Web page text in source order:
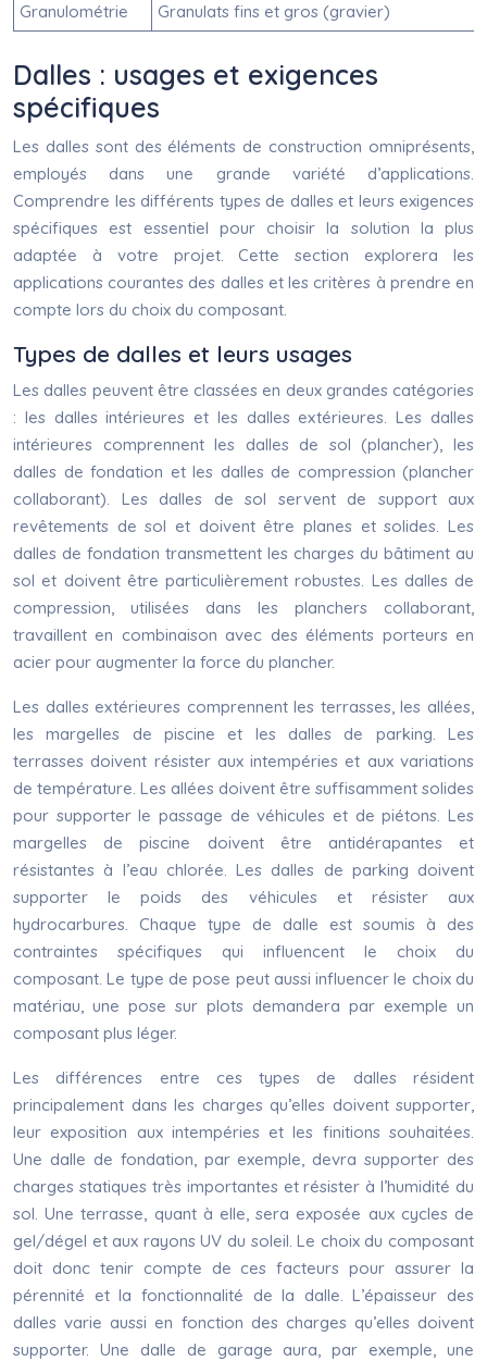
Granulométrie
Granulats fins et gros (gravier)
Dalles : usages et exigences
spécifiques
Les dalles sont des éléments de construction omniprésents,
employés dans une grande variété d’applications.
Comprendre les différents types de dalles et leurs exigences
spécifiques est essentiel pour choisir la solution la plus
adaptée à votre projet. Cette section explorera les
applications courantes des dalles et les critères à prendre en
compte lors du choix du composant.
Types de dalles et leurs usages
Les dalles peuvent être classées en deux grandes catégories
: les dalles intérieures et les dalles extérieures. Les dalles
intérieures comprennent les dalles de sol (plancher), les
dalles de fondation et les dalles de compression (plancher
collaborant). Les dalles de sol servent de support aux
revêtements de sol et doivent être planes et solides. Les
dalles de fondation transmettent les charges du bâtiment au
sol et doivent être particulièrement robustes. Les dalles de
compression, utilisées dans les planchers collaborant,
travaillent en combinaison avec des éléments porteurs en
acier pour augmenter la force du plancher.
Les dalles extérieures comprennent les terrasses, les allées,
les margelles de piscine et les dalles de parking. Les
terrasses doivent résister aux intempéries et aux variations
de température. Les allées doivent être suffisamment solides
pour supporter le passage de véhicules et de piétons. Les
margelles de piscine doivent être antidérapantes et
résistantes à l’eau chlorée. Les dalles de parking doivent
supporter le poids des véhicules et résister aux
hydrocarbures. Chaque type de dalle est soumis à des
contraintes spécifiques qui influencent le choix du
composant. Le type de pose peut aussi influencer le choix du
matériau, une pose sur plots demandera par exemple un
composant plus léger.
Les différences entre ces types de dalles résident
principalement dans les charges qu’elles doivent supporter,
leur exposition aux intempéries et les finitions souhaitées.
Une dalle de fondation, par exemple, devra supporter des
charges statiques très importantes et résister à l’humidité du
sol. Une terrasse, quant à elle, sera exposée aux cycles de
gel/dégel et aux rayons UV du soleil. Le choix du composant
doit donc tenir compte de ces facteurs pour assurer la
pérennité et la fonctionnalité de la dalle. L’épaisseur des
dalles varie aussi en fonction des charges qu’elles doivent
supporter. Une dalle de garage aura, par exemple, une